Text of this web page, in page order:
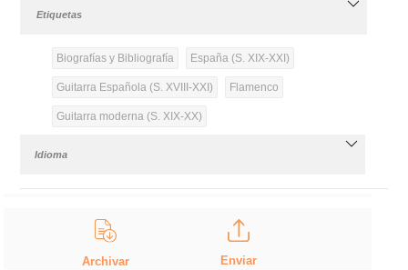
Etiquetas
Biografías y Bibliografía España (S. XIX-XXI)
Guitarra Española (S. XVIII-XXI) Flamenco
Guitarra moderna (S. XIX-XX)
Idioma
Archivar Enviar